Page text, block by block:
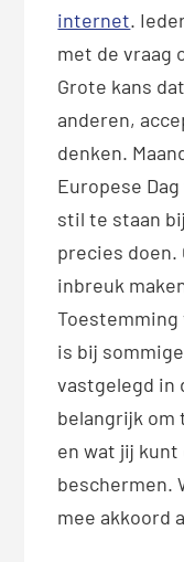
internet.
met de vraag
Grote kans
anderen,
denken.
Europese
stil te staan
precies doen.
inbreuk
Toestemming
is bij
vastgelegd in
belangrijk om
en wat jij kunt
beschermen.
mee akkoord